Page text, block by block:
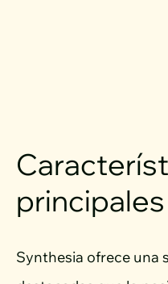
principales
Synthesia ofrece una